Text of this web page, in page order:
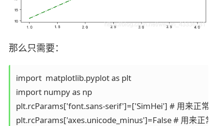
那么只需要：
import  matplotlib.pyplot as plt
import numpy as np
plt.rcParams['font.sans-serif']=['SimHei'] # 用来正常
plt.rcParams['axes.unicode_minus']=False # 用来正常